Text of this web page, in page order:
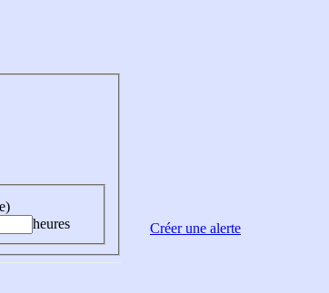
heures
Créer une alerte